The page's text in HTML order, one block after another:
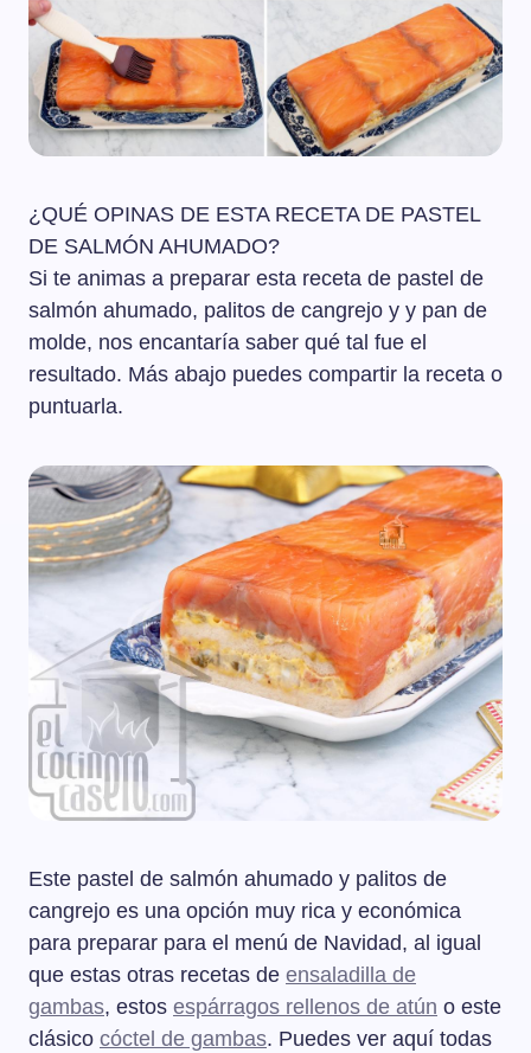
¿QUÉ OPINAS DE ESTA RECETA DE PASTEL
DE SALMÓN AHUMADO?
Si te animas a preparar esta receta de pastel de
salmón ahumado, palitos de cangrejo y y pan de
molde, nos encantaría saber qué tal fue el
resultado. Más abajo puedes compartir la receta o
puntuarla.
Este pastel de salmón ahumado y palitos de
cangrejo es una opción muy rica y económica
para preparar para el menú de Navidad, al igual
que estas otras recetas de ensaladilla de
gambas, estos espárragos rellenos de atún o este
clásico cóctel de gambas. Puedes ver aquí todas